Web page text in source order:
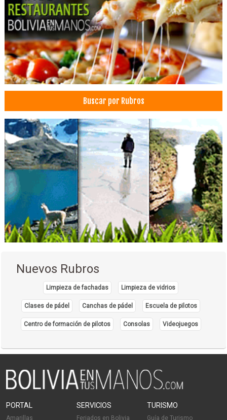
Buscar por Rubros
Nuevos Rubros
Limpieza de fachadas Limpieza de vidrios
Clases de pádel Canchas de pádel Escuela de pilotos
Centro de formación de pilotos Consolas Videojuegos
PORTAL
Amarillas
SERVICIOS
Feriados en Bolivia
TURISMO
Guía de Turismo